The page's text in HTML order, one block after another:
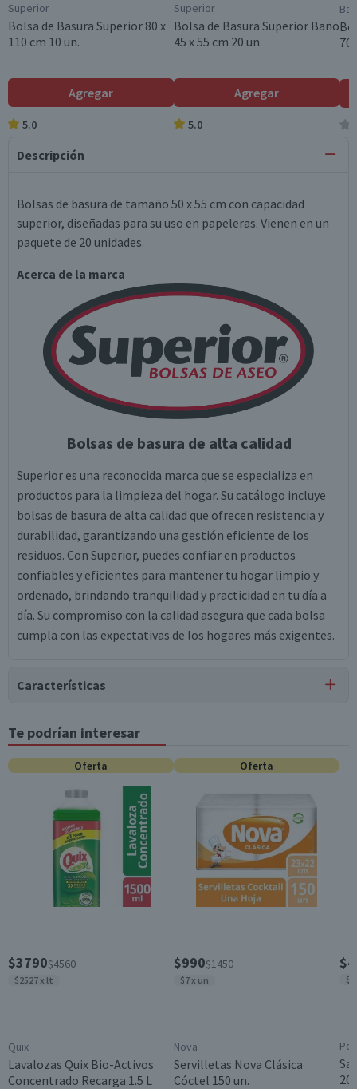
Superior
Bolsa de Basura Superior 80 x
110 cm 10 un.
Agregar
5.0
Superior
Bolsa de Basura Superior Baño
45 x 55 cm 20 un.
Agregar
5.0
70
Descripción
Bolsas de basura de tamaño 50 x 55 cm con capacidad
superior, diseñadas para su uso en papeleras. Vienen en un
paquete de 20 unidades.
Acerca de la marca
Bolsas de basura de alta calidad
Superior es una reconocida marca que se especializa en
productos para la limpieza del hogar. Su catálogo incluye
bolsas de basura de alta calidad que ofrecen resistencia y
durabilidad, garantizando una gestión eficiente de los
residuos. Con Superior, puedes confiar en productos
confiables y eficientes para mantener tu hogar limpio y
ordenado, brindando tranquilidad y practicidad en tu día a
día. Su compromiso con la calidad asegura que cada bolsa
cumpla con las expectativas de los hogares más exigentes.
Características
Tipo de Producto
Bolsas de Basura
Almacenamiento
Conservar en un lugar fresco y seco
Contenido
20 unidades
Garantía Mínima Legal
Válida hasta su fecha de caducidad
Te podrían interesar
Oferta
$3790$4560
$2527 x lt
Quix
Lavalozas Quix Bio-Activos
Concentrado Recarga 1.5 L
Oferta
$990$1450
$7 x un
Nova
Servilletas Nova Clásica
Cóctel 150 un.